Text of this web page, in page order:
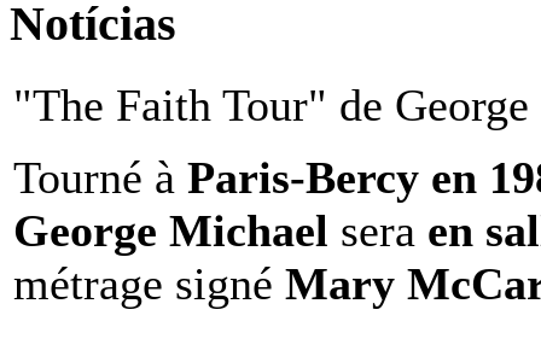
Notícias
"The Faith Tour" de
Tourné à Paris-Bercy en
George Michael sera en
métrage signé Mary